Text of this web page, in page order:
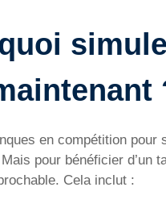
en compétition
pour bénéficier d’un
Cela inclut :